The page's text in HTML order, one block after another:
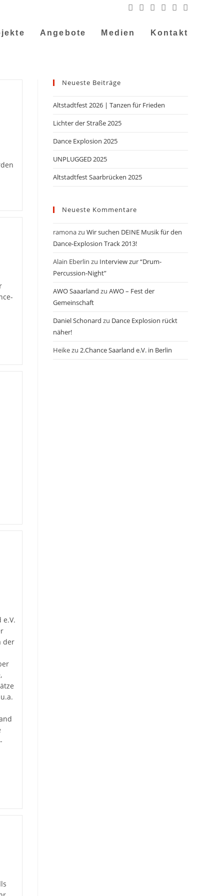
Angebote Medien Kontakt
e.V.
der
Neueste Beiträge
Altstadtfest 2026 | Tanzen für Frieden
Lichter der Straße 2025
Dance Explosion 2025
UNPLUGGED 2025
Altstadtfest Saarbrücken 2025
Neueste Kommentare
ramonazu Wir suchen DEINE Musik für den
Dance-Explosion Track 2013!
Alain Eberlin zu Interview zur “Drum-
Percussion-Night”
AWO Saaarland zu AWO – Fest der
Gemeinschaft
Daniel Schonard zu Dance Explosion rückt
näher!
Heikezu 2.Chance Saarland e.V. in Berlin